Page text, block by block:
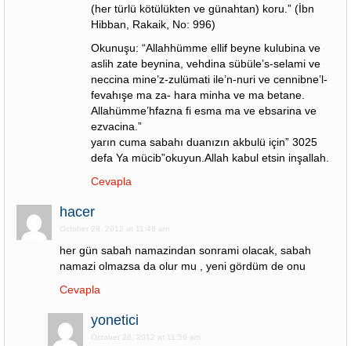
(her türlü kötülükten ve günahtan) koru.” (İbn
Hibban, Rakaik, No: 996)
Okunuşu: “Allahhümme ellif beyne kulubina ve
aslih zate beynina, vehdina sübüle’s-selami ve
neccina mine’z-zulümati ile’n-nuri ve cennibne’l-
fevahışe ma za- hara minha ve ma betane.
Allahümme’hfazna fi esma ma ve ebsarina ve
ezvacina.”
yarın cuma sabahı duanızın akbulü için” 3025
defa Ya mücib”okuyun.Allah kabul etsin inşallah.
Cevapla
hacer
October 28, 2012 at 11:48 am
her gün sabah namazindan sonrami olacak, sabah
namazi olmazsa da olur mu , yeni gördüm de onu
Cevapla
yonetici
October 28, 2012 at 11:56 am